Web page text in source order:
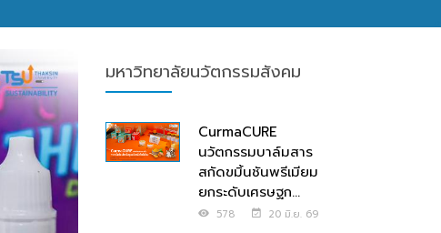
มหาวิทยาลัยนวัตกรรมสังคม
CurmaCURE
นวัตกรรมบาล์มสาร
สกัดขมิ้นชันพรีเมียม
ยกระดับเศรษฐก...
578 20 มิ.ย. 69